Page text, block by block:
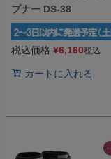
プナー DS-38
税込価格 ¥6,160税込
カートに入れる